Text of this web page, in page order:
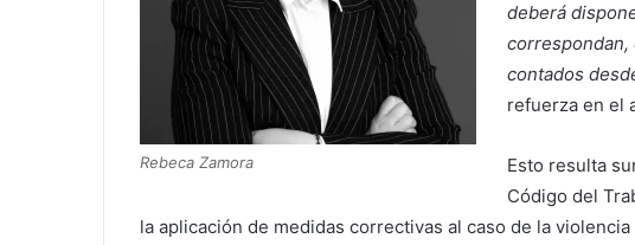
Rebeca Zamora
deberá
contados
refuerza en el
Esto resulta
Código del
la aplicación de medidas correctivas al caso de la